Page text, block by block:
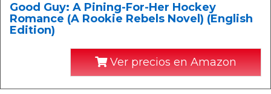
Good Guy: A Pining-For-Her Hockey
Romance (A Rookie Rebels Novel) (English
Edition)
Ver precios en Amazon